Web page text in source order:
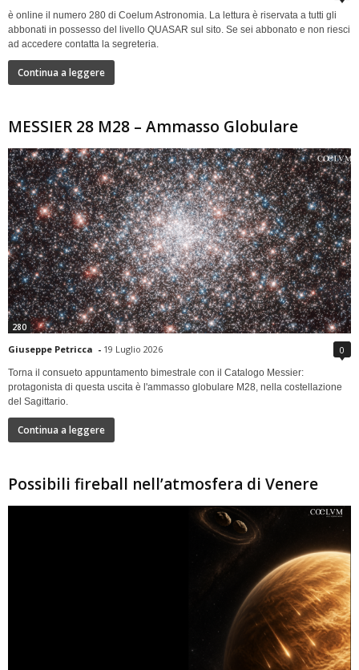
è online il numero 280 di Coelum Astronomia. La lettura è riservata a tutti gli
abbonati in possesso del livello QUASAR sul sito. Se sei abbonato e non riesci
ad accedere contatta la segreteria.
Continua a leggere
MESSIER 28 M28 – Ammasso Globulare
280
Giuseppe Petricca - 19 Luglio 2026 0
Torna il consueto appuntamento bimestrale con il Catalogo Messier:
protagonista di questa uscita è l'ammasso globulare M28, nella costellazione
del Sagittario.
Continua a leggere
Possibili fireball nell’atmosfera di Venere